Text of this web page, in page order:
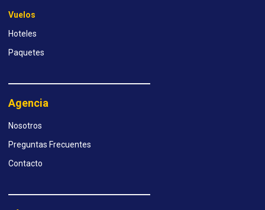
Vuelos
Hoteles
Paquetes
Agencia
Nosotros
Preguntas Frecuentes
Contacto